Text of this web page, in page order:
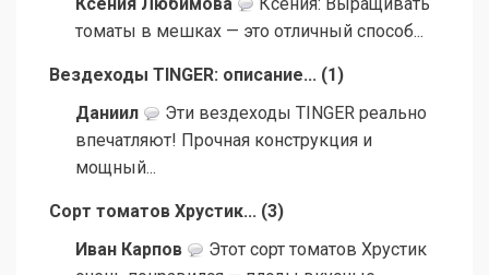
Ксения Любимова
Ксения: Выращивать
томаты в мешках — это отличный способ...
Вездеходы TINGER: описание... (1 )
Даниил
Эти вездеходы TINGER реально
впечатляют! Прочная конструкция и
мощный...
Сорт томатов Хрустик... (3)
Иван Карпов
Этот сорт томатов Хрустик